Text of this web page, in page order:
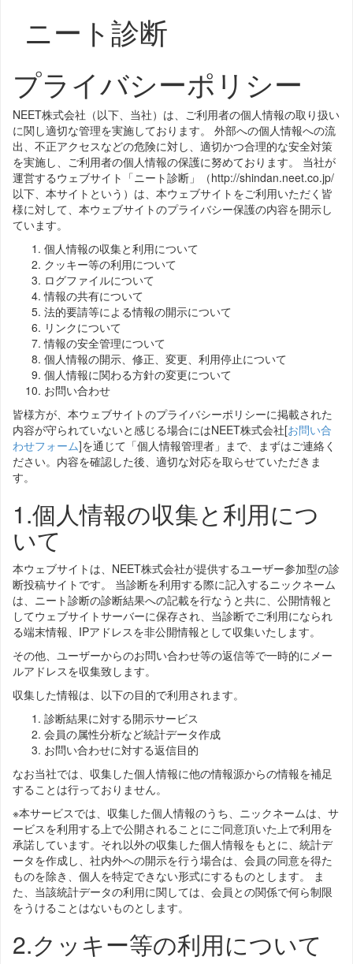
ニート診断
プライバシーポリシー
NEET株式会社（以下、当社）は、ご利用者の個人情報の取り扱い
に関し適切な管理を実施しております。 外部への個人情報への流
出、不正アクセスなどの危険に対し、適切かつ合理的な安全対策
を実施し、ご利用者の個人情報の保護に努めております。 当社が
運営するウェブサイト「ニート診断」（http://shindan.neet.co.jp/
以下、本サイトという）は、本ウェブサイトをご利用いただく皆
様に対して、本ウェブサイトのプライバシー保護の内容を開示し
ています。
個人情報の収集と利用について
クッキー等の利用について
ログファイルについて
情報の共有について
法的要請等による情報の開示について
リンクについて
情報の安全管理について
個人情報の開示、修正、変更、利用停止について
個人情報に関わる方針の変更について
お問い合わせ
皆様方が、本ウェブサイトのプライバシーポリシーに掲載された
内容が守られていないと感じる場合にはNEET株式会社[お問い合
わせフォーム]を通じて「個人情報管理者」まで、まずはご連絡く
ださい。内容を確認した後、適切な対応を取らせていただきま
す。
1.個人情報の収集と利用につ
いて
本ウェブサイトは、NEET株式会社が提供するユーザー参加型の診
断投稿サイトです。 当診断を利用する際に記入するニックネーム
は、ニート診断の診断結果への記載を行なうと共に、公開情報と
してウェブサイトサーバーに保存され、当診断でご利用になられ
る端末情報、IPアドレスを非公開情報として収集いたします。
その他、ユーザーからのお問い合わせ等の返信等で一時的にメー
ルアドレスを収集致します。
収集した情報は、以下の目的で利用されます。
診断結果に対する開示サービス
会員の属性分析など統計データ作成
お問い合わせに対する返信目的
なお当社では、収集した個人情報に他の情報源からの情報を補足
することは行っておりません。
※本サービスでは、収集した個人情報のうち、ニックネームは、サ
ービスを利用する上で公開されることにご同意頂いた上で利用を
承諾しています。それ以外の収集した個人情報をもとに、統計デ
ータを作成し、社内外への開示を行う場合は、会員の同意を得た
ものを除き、個人を特定できない形式にするものとします。 ま
た、当該統計データの利用に関しては、会員との関係で何ら制限
をうけることはないものとします。
2.クッキー等の利用について